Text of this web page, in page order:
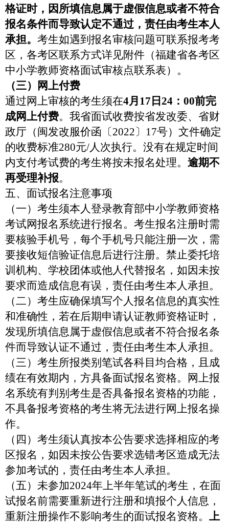
格证时，因所填信息属于虚假信息或者不符合
报名条件而导致认定不通过，责任由考生本人
承担。 考生如遇到报名审核问题可联系报考考
区，各考区联系方式详见附件（福建省各考区
中小学教师资格面试审核点联系表） 。
（三）网上付费
通过网上审核的考生须在4月 17 日 24 ： 00前完
成网上付费。我省面试收费按省发改委、省财
政厅（闽发改服价函 〔2022〕 17号）文件确定
的收费标准280元/人次执行。没有在规定时间
内支付考试费的考生将按未报名处理。 逾期不
再受理补报。
五、面试报名注意事项
（一）考生须本人登录教育部中小学教师资格
考试网报名系统进行报名。 考生报名注册时需
要核验手机号，每个手机号只能注册一次，需
要接收短信验证信息后进行注册。 禁止委托培
训机构、学校团体或他人代替报名，如因未按
要求而造成信息有误，责任由考生本人承担。
（二）考生应确保填写个人报名信息的真实性
和准确性，若在后期申请认证教师资格证时，
发现所填信息属于虚假信息或者不符合报名条
件而导致认证不通过，责任由考生本人承担。
（三）考生所报类别笔试各科目均合格，且成
绩在有效期内，方具备面试报名资格。网上报
名系统有判别考生是否具备报名资格的功能，
不具备报考资格的考生将无法进行网上报名操
作。
（四）考生须认真按本公告要求选择相应的考
区报名，如因未按公告要求选错考区造成无法
参加考试的，责任由考生本人承担。
（五）未参加2024年上半年笔试的考生，在面
试报名前需要重新进行注册和填报个人信息，
重新注册操作不影响考生的面试报名资格。 上